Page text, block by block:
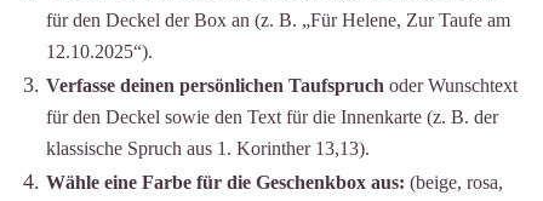
für den Deckel der Box an (z. B. „Für Helene, Zur Taufe am
12.10.2025“).
Verfasse deinen persönlichen Taufspruch oder Wunschtext
für den Deckel sowie den Text für die Innenkarte (z. B. der
klassische Spruch aus 1. Korinther 13,13).
Wähle eine Farbe für die Geschenkbox aus: (beige, rosa,